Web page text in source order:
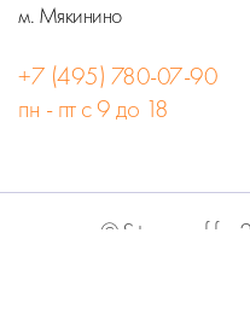
м. Мякинино
+7 (495) 780-07-90
пн - пт с 9 до 18
©Stormoff,